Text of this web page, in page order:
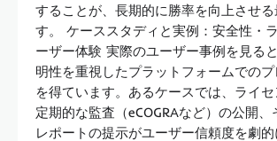
することが、長期的に勝率を向上させ
す。 ケーススタディと実例：安全性・
ーザー体験 実際のユーザー事例を見る
明性を重視したプラットフォームでの
を得ています。あるケースでは、ライセ
定期的な監査（eCOGRAなど）の公開
レポートの提示がユーザー信頼度を劇的